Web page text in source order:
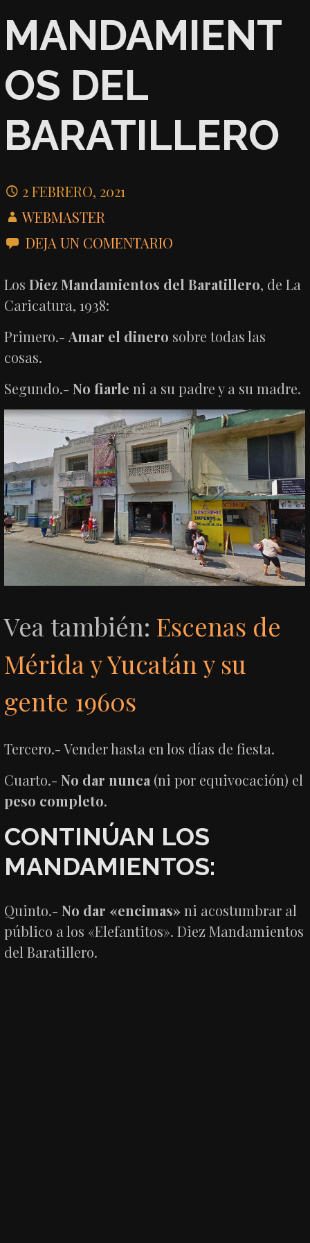
MANDAMIENT
OS DEL
BARATILLERO
2 FEBRERO, 2021
WEBMASTER
DEJA UN COMENTARIO
LosDiez Mandamientos del Baratillero, de La
Caricatura, 1938:
Primero.- Amar el dinero sobre todas las
cosas.
Segundo.-No fiarle ni a su padre y a su madre.
Vea también: Escenas de
Mérida y Yucatán y su
gente 1960s
Tercero.- Vender hasta en los días de fiesta.
Cuarto.-No dar nunca (ni por equivocación) el
peso completo.
CONTINÚAN LOS
MANDAMIENTOS:
Quinto.-No dar «encimas»ni acostumbrar al
público a los «Elefantitos». Diez Mandamientos
del Baratillero.